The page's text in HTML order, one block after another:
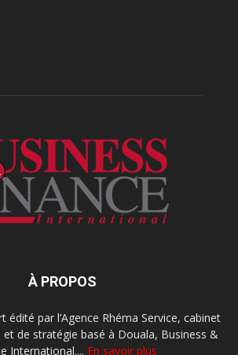
À PROPOS
édité par l’Agence Rhéma Service, cabinet
de stratégie basé à Douala, Business &
International.... En savoir plus